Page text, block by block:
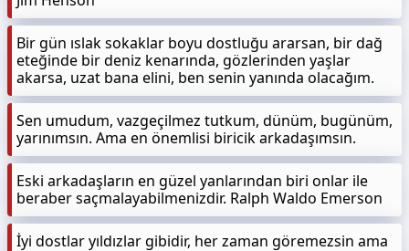
Bir gün ıslak sokaklar boyu dostluğu ararsan, bir dağ
eteğinde bir deniz kenarında, gözlerinden yaşlar
akarsa, uzat bana elini, ben senin yanında olacağım.
Sen umudum, vazgeçilmez tutkum, dünüm, bugünüm,
yarınımsın. Ama en önemlisi biricik arkadaşımsın.
Eski arkadaşların en güzel yanlarından biri onlar ile
beraber saçmalayabilmenizdir. Ralph Waldo Emerson
İyi dostlar yıldızlar gibidir, her zaman göremezsin ama